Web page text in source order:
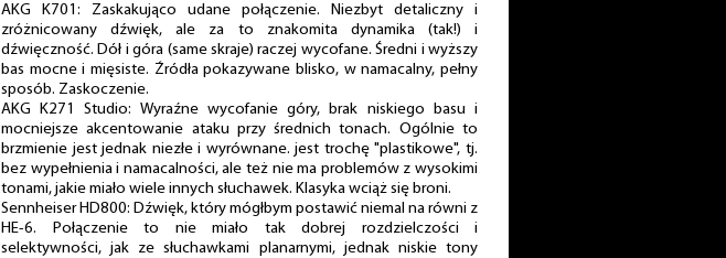
AKG K701: Zaskakująco udane połączenie. Niezbyt detaliczny i
zróżnicowany dźwięk, ale za to znakomita dynamika (tak!) i
dźwięczność. Dół i góra (same skraje) raczej wycofane. Średni i wyższy
bas mocne i mięsiste. Źródła pokazywane blisko, w namacalny, pełny
sposób. Zaskoczenie.
AKG K271 Studio: Wyraźne wycofanie góry, brak niskiego basu i
mocniejsze akcentowanie ataku przy średnich tonach. Ogólnie to
brzmienie jest jednak niezłe i wyrównane. jest trochę "plastikowe", tj.
bez wypełnienia i namacalności, ale też nie ma problemów z wysokimi
tonami, jakie miało wiele innych słuchawek. Klasyka wciąż się broni.
Sennheiser HD800: Dźwięk, który mógłbym postawić niemal na równi z
HE-6. Połączenie to nie miało tak dobrej rozdzielczości i
selektywności, jak ze słuchawkami planarnymi, jednak niskie tony